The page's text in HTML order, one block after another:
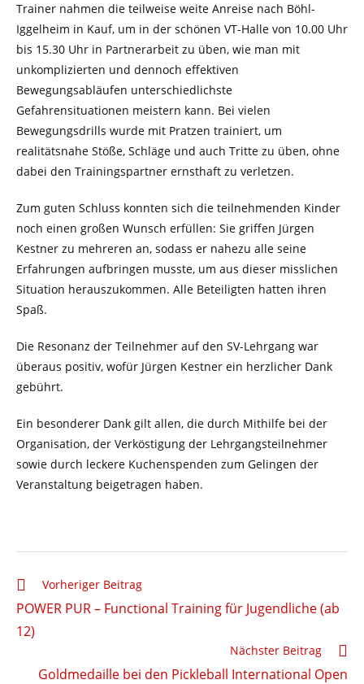
Trainer nahmen die teilweise weite Anreise nach Böhl-
Iggelheim in Kauf, um in der schönen VT-Halle von 10.00 Uhr
bis 15.30 Uhr in Partnerarbeit zu üben, wie man mit
unkomplizierten und dennoch effektiven
Bewegungsabläufen unterschiedlichste
Gefahrensituationen meistern kann. Bei vielen
Bewegungsdrills wurde mit Pratzen trainiert, um
realitätsnahe Stöße, Schläge und auch Tritte zu üben, ohne
dabei den Trainingspartner ernsthaft zu verletzen.
Zum guten Schluss konnten sich die teilnehmenden Kinder
noch einen großen Wunsch erfüllen: Sie griffen Jürgen
Kestner zu mehreren an, sodass er nahezu alle seine
Erfahrungen aufbringen musste, um aus dieser misslichen
Situation herauszukommen. Alle Beteiligten hatten ihren
Spaß.
Die Resonanz der Teilnehmer auf den SV-Lehrgang war
überaus positiv, wofür Jürgen Kestner ein herzlicher Dank
gebührt.
Ein besonderer Dank gilt allen, die durch Mithilfe bei der
Organisation, der Verköstigung der Lehrgangsteilnehmer
sowie durch leckere Kuchenspenden zum Gelingen der
Veranstaltung beigetragen haben.
Weitere
ansehen
Vorheriger Beitrag
POWER PUR – Functional Training für Jugendliche (ab
12)
Nächster Beitrag
Goldmedaille bei den Pickleball International Open